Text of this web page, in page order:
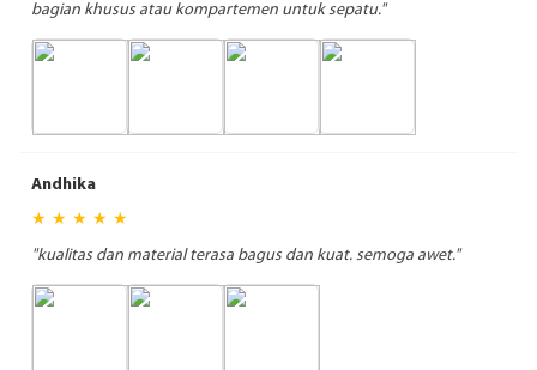
bagian khusus atau kompartemen untuk sepatu."
Andhika
★ ★ ★ ★ ★
"kualitas dan material terasa bagus dan kuat. semoga awet."